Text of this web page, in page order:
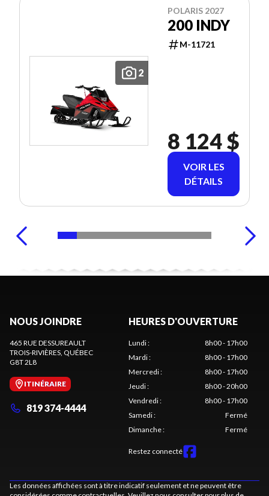
2
POLARIS 2027
200 INDY
M-11721
8 124 $
VOIR LES
DÉTAILS
NOUS JOINDRE
465 RUE DESSUREAULT
TROIS-RIVIÈRES, QUÉBEC
G8T 2L8
ITINÉRAIRE
819 374-4444
HEURES D'OUVERTURE
Lundi:
8h00 - 17h00
Mardi:
8h00 - 17h00
Mercredi:
8h00 - 17h00
Jeudi:
8h00 - 20h00
Vendredi:
8h00 - 17h00
Samedi:
Fermé
Dimanche: Fermé
Restez connecté
Les données affichées sont à titre indicatif seulement et ne peuvent être